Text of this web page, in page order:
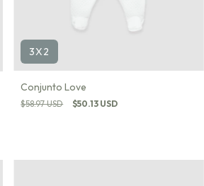
3X2
Conjunto Love
$58.97 USD $50.13 USD